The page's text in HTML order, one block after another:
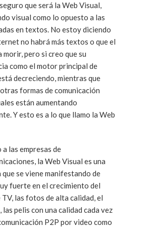
que será la Web Visual,
visual como lo opuesto a las
en textos. No estoy diciendo
no habrá más textos o que el
morir, pero si creo que su
como el motor principal de
decreciendo, mientras que
formas de comunicación
están aumentando
Y esto es a lo que llamo la Web
a las empresas de
la Web Visual es una
que se viene manifestando de
fuerte en el crecimiento del
las fotos de alta calidad, el
las pelis con una calidad cada vez
P2P por video como